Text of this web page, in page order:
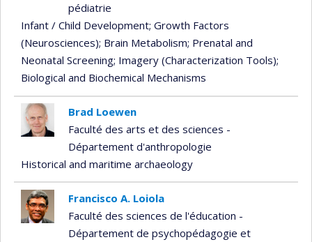
pédiatrie
Infant / Child Development; Growth Factors
(Neurosciences); Brain Metabolism; Prenatal and
Neonatal Screening; Imagery (Characterization Tools);
Biological and Biochemical Mechanisms
Brad Loewen
Faculté des arts et des sciences -
Département d'anthropologie
Historical and maritime archaeology
Francisco A. Loiola
Faculté des sciences de l'éducation -
Département de psychopédagogie et